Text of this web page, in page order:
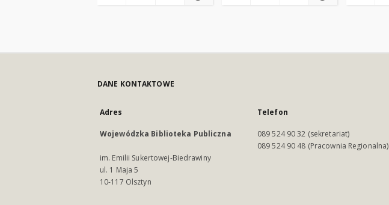
DANE KONTAKTOWE
Adres
Wojewódzka Biblioteka Publiczna
im. Emilii Sukertowej-Biedrawiny
ul. 1 Maja 5
10-117 Olsztyn
Telefon
089 524 90 32 (sekretariat)
089 524 90 48 (Pracownia Regionalna)